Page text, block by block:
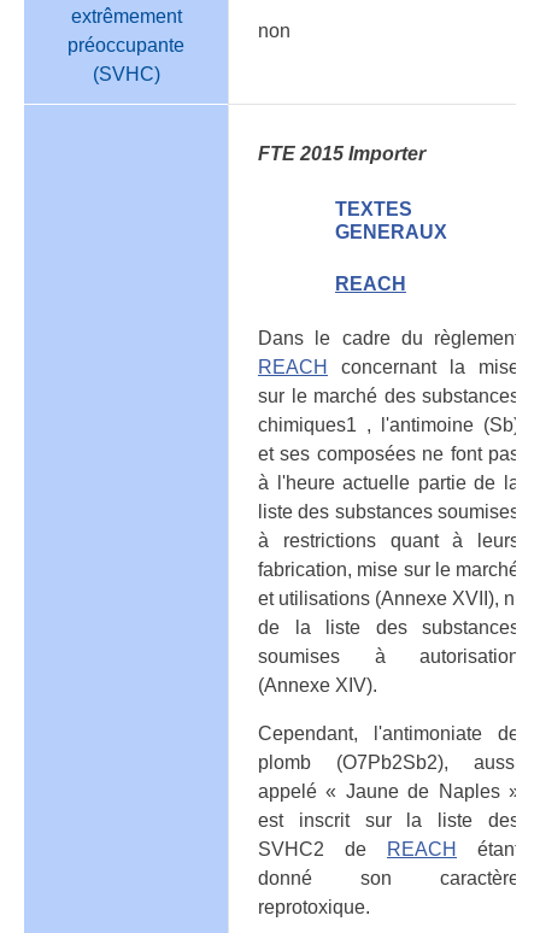
extrêmement
préoccupante
(SVHC)
non
FTE 2015 Importer
TEXTES
GENERAUX
REACH
Dans le cadre du règlement
REACH
concernant la mise
sur le marché des substances
chimiques1 , l'antimoine (Sb)
et ses composées ne font pas
à l'heure actuelle partie de la
liste des substances soumises
à restrictions quant à leurs
fabrication, mise sur le marché
et utilisations (Annexe XVII), ni
de la liste des substances
soumises à autorisation
(Annexe XIV).
Cependant, l'antimoniate de
plomb (O7Pb2Sb2), aussi
appelé « Jaune de Naples »
est inscrit sur la liste des
SVHC2 de
REACH
étant
donné son caractère
reprotoxique.